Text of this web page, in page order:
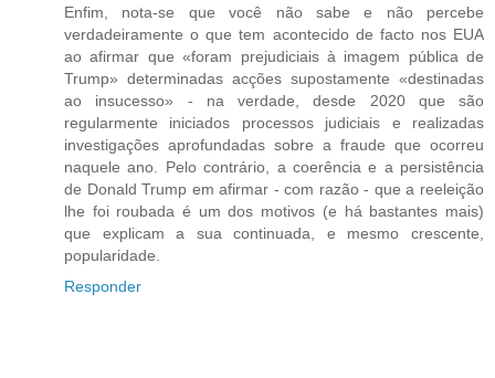
Enfim, nota-se que você não sabe e não percebe
verdadeiramente o que tem acontecido de facto nos EUA
ao afirmar que «foram prejudiciais à imagem pública de
Trump» determinadas acções supostamente «destinadas
ao insucesso» - na verdade, desde 2020 que são
regularmente iniciados processos judiciais e realizadas
investigações aprofundadas sobre a fraude que ocorreu
naquele ano. Pelo contrário, a coerência e a persistência
de Donald Trump em afirmar - com razão - que a reeleição
lhe foi roubada é um dos motivos (e há bastantes mais)
que explicam a sua continuada, e mesmo crescente,
popularidade.
Responder